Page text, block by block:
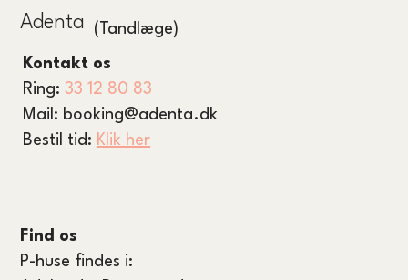
Adenta (Tandlæge)
Kontakt os
Ring:33 12 80 83
Mail: booking@adenta.dk
Bestil tid: Klik her
Find os
P-huse findes i: